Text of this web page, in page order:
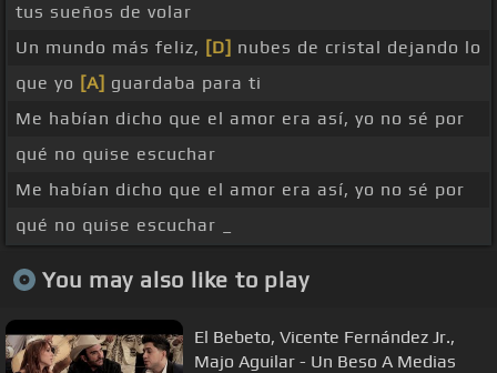
tus sueños de volar
Un mundo más feliz, [D] nubes de cristal dejando lo
que yo [A] guardaba para ti
Me habían dicho que el amor era así, yo no sé por
qué no quise escuchar
Me habían dicho que el amor era así, yo no sé por
qué no quise escuchar _
You may also like to play
El Bebeto, Vicente Fernández Jr.,
Majo Aguilar - Un Beso A Medias